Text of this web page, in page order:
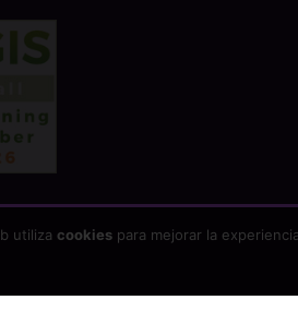
GIS Soluciones Integrales SL | Todos los
utiliza cookies para mejorar la